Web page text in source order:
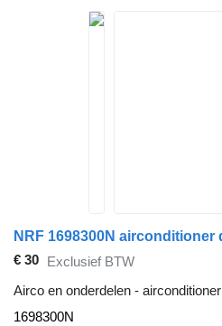
€ 30 Exclusief BTW
Airco en onderdelen -
1698300N